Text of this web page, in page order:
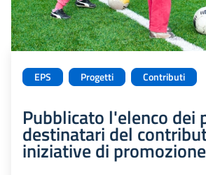
EPS Progetti Contributi
Pubblicato l'elenco dei
destinatari del
iniziative di